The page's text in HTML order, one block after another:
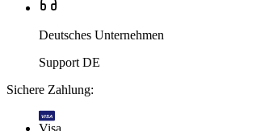
Deutsches Unternehmen
Support DE
Sichere Zahlung:
VISA
Visa